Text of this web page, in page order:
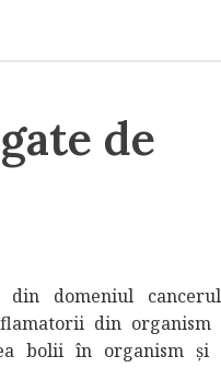
de
domeniul
din organism
bolii în organism și